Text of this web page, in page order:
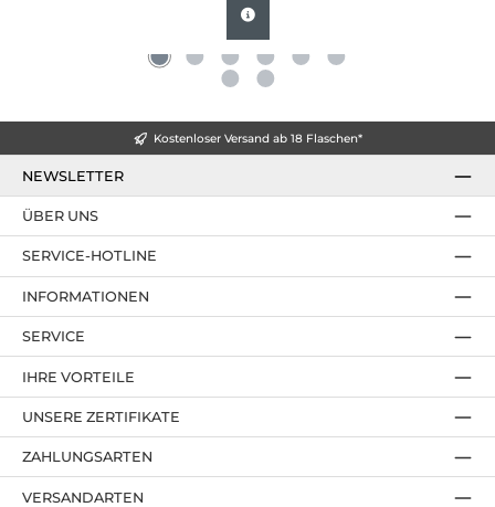
Kostenloser Versand ab 18 Flaschen*
NEWSLETTER
SERVICE-HOTLINE
IHRE VORTEILE
ZAHLUNGSARTEN
ÜBER UNS
UNSERE ZERTIFIKATE
INFORMATIONEN
SERVICE
VERSANDARTEN